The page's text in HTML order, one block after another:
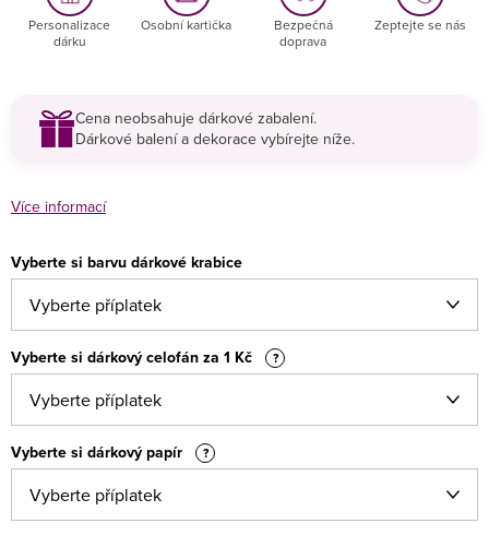
Personalizace
dárku
Osobní kartička
Bezpečná
doprava
Zeptejte se nás
Cena neobsahuje dárkové zabalení.
Dárkové balení a dekorace vybírejte níže.
Více informací
Vyberte si barvu dárkové krabice
Vyberte si dárkový celofán za 1 Kč ?
Vyberte si dárkový papír ?